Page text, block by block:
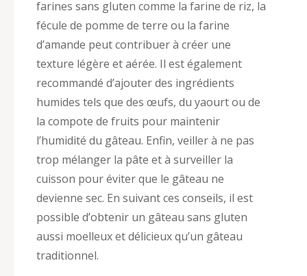
farines sans gluten comme la farine de riz, la
fécule de pomme de terre ou la farine
d’amande peut contribuer à créer une
texture légère et aérée. Il est également
recommandé d’ajouter des ingrédients
humides tels que des œufs, du yaourt ou de
la compote de fruits pour maintenir
l’humidité du gâteau. Enfin, veiller à ne pas
trop mélanger la pâte et à surveiller la
cuisson pour éviter que le gâteau ne
devienne sec. En suivant ces conseils, il est
possible d’obtenir un gâteau sans gluten
aussi moelleux et délicieux qu’un gâteau
traditionnel.